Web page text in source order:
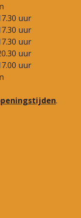
uur
uur
uur
uur
uur
.